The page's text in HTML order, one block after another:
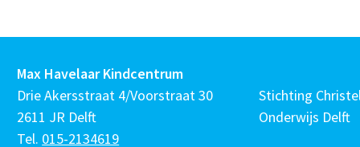
Max Havelaar Kindcentrum
Drie Akersstraat 4/Voorstraat 30
2611 JR Delft
Tel. 015-2134619
Stichting
Onderwijs Delft